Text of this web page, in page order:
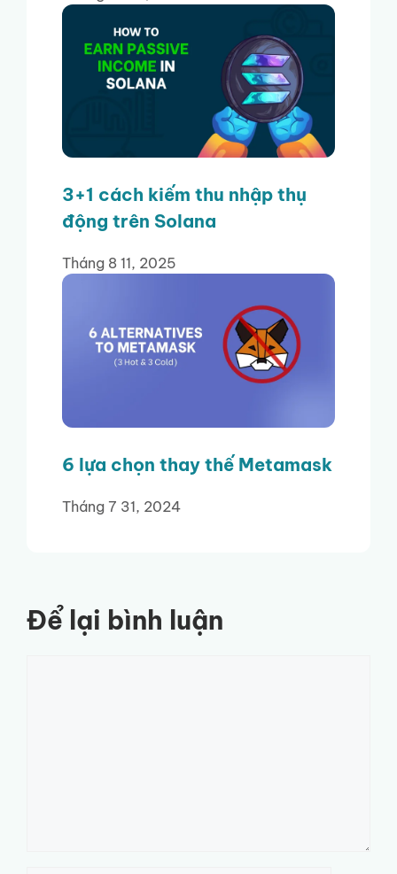
3+1 cách kiếm thu nhập thụ
động trên Solana
Tháng 8 11, 2025
6 lựa chọn thay thế Metamask
Tháng 7 31, 2024
Để lại bình luận